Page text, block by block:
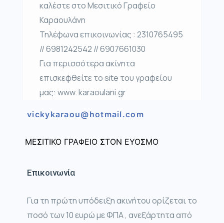
καλέστε στο Μεσιτικό Γραφείο
Καραουλάνη
Τηλέφωνα επικοινωνίας : 2310765495
// 6981242542 // 6907661030
Για περισσότερα ακίνητα
επισκεφθείτε το site του γραφείου
μας: www. karaoulani.gr
vickykaraou@hotmail.com
ΜΕΣΙΤΙΚΟ ΓΡΑΦΕΙΟ ΣΤΟΝ ΕΥΟΣΜΟ
Επικοινωνία
Για τη πρώτη υπόδειξη ακινήτου ορίζεται το
ποσό των 10 ευρώ με ΦΠΑ , ανεξάρτητα από